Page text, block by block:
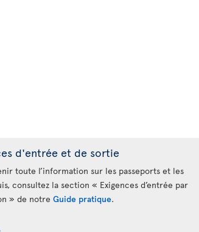
d'entrée et de sortie
toute l’information sur les passeports et les
consultez la section « Exigences d’entrée par
» de notre Guide pratique.